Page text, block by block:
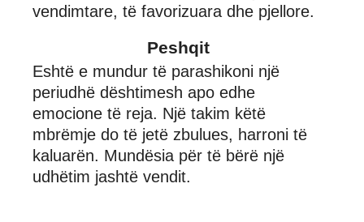
vendimtare, të favorizuara dhe pjellore.
Peshqit
Eshtë e mundur të parashikoni një
periudhë dështimesh apo edhe
emocione të reja. Një takim këtë
mbrëmje do të jetë zbulues, harroni të
kaluarën. Mundësia për të bërë një
udhëtim jashtë vendit.